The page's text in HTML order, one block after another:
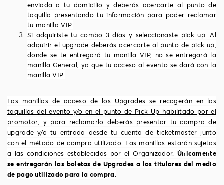
enviada a tu domicilio y deberás acercarte al punto de
taquilla presentando tu información para poder reclamar
tu manilla VIP.
Si adquiriste tu combo 3 días y seleccionaste pick up: Al
adquirir el upgrade deberás acercarte al punto de pick up,
donde se te entregará tu manilla VIP, no se entregará la
manilla General, ya que tu acceso al evento se dará con la
manilla VIP.
Las manillas de acceso de los Upgrades se recogerán en las
taquillas del evento y/o en el punto de Pick Up habilitado por el
promotor, y para reclamarlo deberás presentar tu compra de
upgrade y/o tu entrada desde tu cuenta de ticketmaster junto
con el método de compra utilizado. Las manillas estarán sujetas
a las condiciones establecidas por el Organizador. Únicamente
se entregarán las boletas de Upgrades a los titulares del medio
de pago utilizado para la compra.